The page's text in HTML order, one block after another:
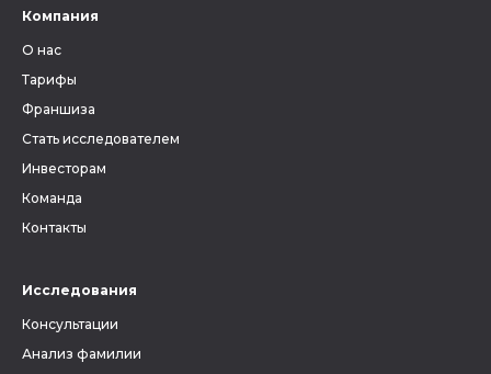
Компания
О нас
Тарифы
Франшиза
Стать исследователем
Инвесторам
Команда
Контакты
Исследования
Консультации
Анализ фамилии